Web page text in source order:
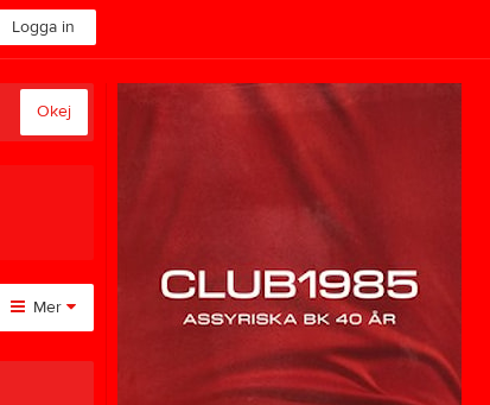
Logga in
Okej
Mer
Huvudmeny